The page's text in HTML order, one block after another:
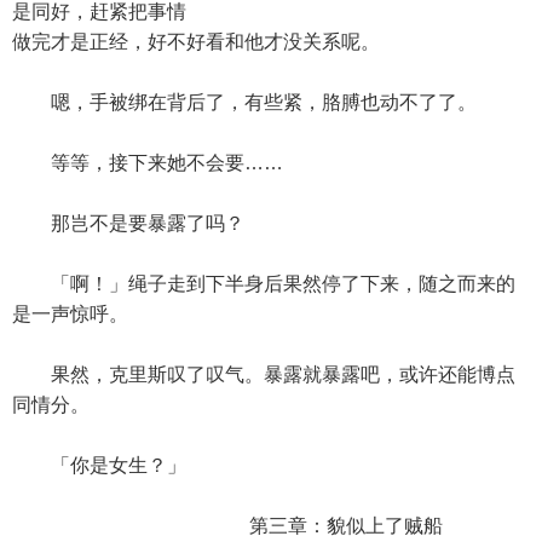
是同好，赶紧把事情
做完才是正经，好不好看和他才没关系呢。
嗯，手被绑在背后了，有些紧，胳膊也动不了了。
等等，接下来她不会要……
那岂不是要暴露了吗？
「啊！」绳子走到下半身后果然停了下来，随之而来的
是一声惊呼。
果然，克里斯叹了叹气。暴露就暴露吧，或许还能博点
同情分。
「你是女生？」
第三章：貌似上了贼船